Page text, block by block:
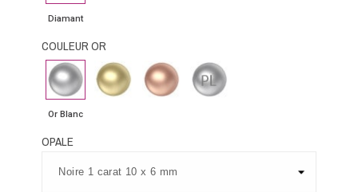
Diamant
COULEUR OR
Or
Blanc
Or Blanc
Or
Jaune
Or
Rose
Platine
OPALE